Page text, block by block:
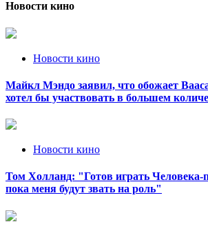
Новости кино
Новости кино
Майкл Мэндо заявил, что обожает
хотел бы участвовать в большем
Новости кино
Том Холланд: "Готов играть Человека-
пока меня будут звать на роль"